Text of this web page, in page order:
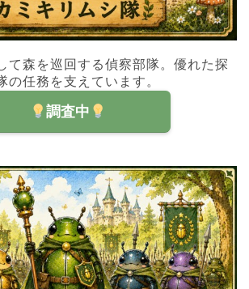
て森を巡回する偵察部隊。優れた探
の任務を支えています。
調査中